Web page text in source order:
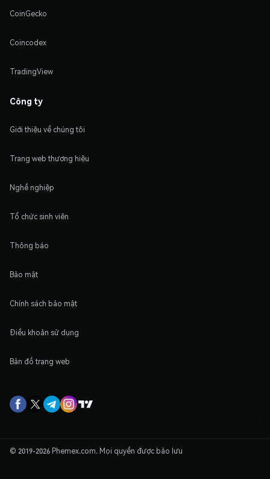
CoinGecko
Coincodex
TradingView
Công ty
Giới thiệu về chúng tôi
Trang web thương hiệu
Nghề nghiệp
Tổ chức sinh viên
Thông báo
Bảo mật
Chính sách bảo mật
Điều khoản sử dụng
Bản đồ trang web
© 2019-2026 Phemex.com. Mọi quyền được bảo lưu